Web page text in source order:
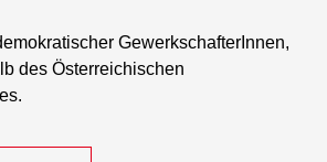
GewerkschafterInnen,
des Österreichischen